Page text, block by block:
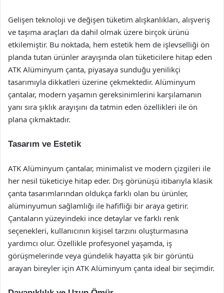
Gelişen teknoloji ve değişen tüketim alışkanlıkları, alışveriş
ve taşıma araçları da dahil olmak üzere birçok ürünü
etkilemiştir. Bu noktada, hem estetik hem de işlevselliği ön
planda tutan ürünler arayışında olan tüketicilere hitap eden
ATK Alüminyum çanta, piyasaya sunduğu yenilikçi
tasarımıyla dikkatleri üzerine çekmektedir. Alüminyum
çantalar, modern yaşamın gereksinimlerini karşılamanın
yanı sıra şıklık arayışını da tatmin eden özellikleri ile ön
plana çıkmaktadır.
Tasarım ve Estetik
ATK Alüminyum çantalar, minimalist ve modern çizgileri ile
her nesil tüketiciye hitap eder. Dış görünüşü itibarıyla klasik
çanta tasarımlarından oldukça farklı olan bu ürünler,
alüminyumun sağlamlığı ile hafifliği bir araya getirir.
Çantaların yüzeyindeki ince detaylar ve farklı renk
seçenekleri, kullanıcının kişisel tarzını oluşturmasına
yardımcı olur. Özellikle profesyonel yaşamda, iş
görüşmelerinde veya gündelik hayatta şık bir görüntü
arayan bireyler için ATK Alüminyum çanta ideal bir seçimdir.